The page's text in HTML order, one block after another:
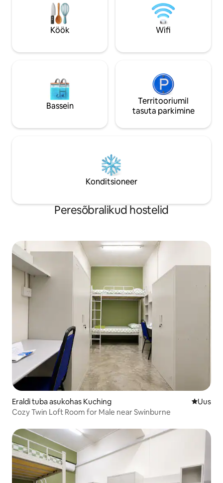
puhas ja parim koht linna nautimiseks!
puhas ja parim
Köök Wifi
Bassein
Territooriumil
tasuta parkimine
Konditsioneer
Peresõbralikud hostelid
Eraldi tuba asukohas Kuching Uus
Uus
Cozy Twin Loft Room for Male near Swinburne